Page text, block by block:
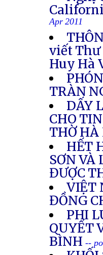
Apr 2011
viết Thư
Huy Hà
TRÀN
DẤY
CHO
THỜ HÀ
HẾT
SƠN VÀ
ĐƯỢC
VIỆT
ĐỒNG
PHI
QUYẾT
BÌNH --